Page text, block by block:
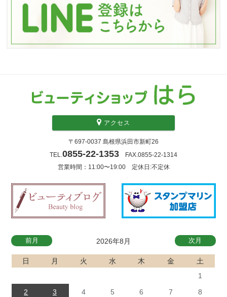
前月 2026年8月 次月
日 月 火 水 木 金
土
1
2
3 4 5 6 7
8
アクセス
〒697-0037 島根県浜田市新町26
TEL. 0855-22-1353 FAX.0855-22-1314
営業時間：11:00〜19:00 定休日:不定休